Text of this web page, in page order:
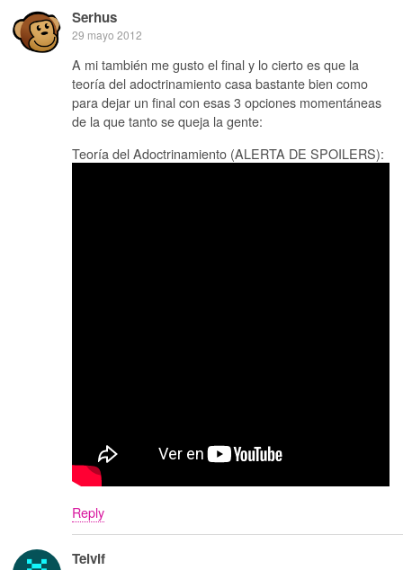
Serhus
29 mayo 2012
A mi también me gusto el final y lo cierto es que la
teoría del adoctrinamiento casa bastante bien como
para dejar un final con esas 3 opciones momentáneas
de la que tanto se queja la gente:
Teoría del Adoctrinamiento (ALERTA DE SPOILERS):
Reply
Telvif